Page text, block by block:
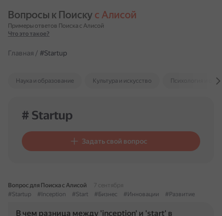
Вопросы к Поиску с Алисой
Примеры ответов Поиска с Алисой
Что это такое?
Главная / #Startup
Наука и образование Культура и искусство Психология и
# Startup
Задать свой вопрос
Вопрос для Поиска с Алисой
7 сентября
#Startup
#Inception #Start #Бизнес #Инновации #Развитие
В чем разница между 'inception' и 'start' в